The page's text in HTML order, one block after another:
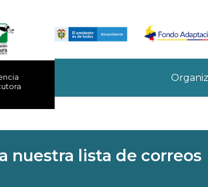
nuestra lista de correos